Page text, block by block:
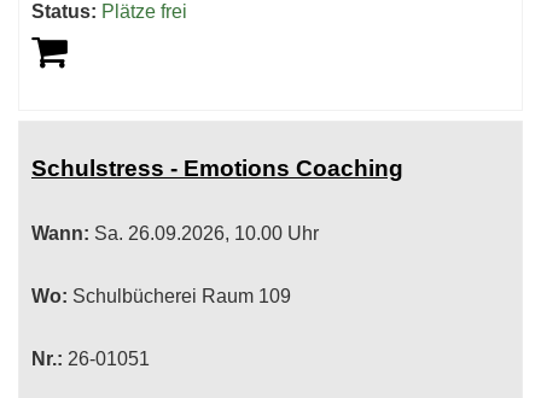
Status: Plätze frei
Schulstress - Emotions Coaching
Wann: Sa. 26.09.2026, 10.00 Uhr
Wo: Schulbücherei Raum 109
Nr.: 26-01051